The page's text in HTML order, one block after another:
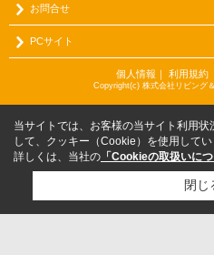
お問合せ
PCサイト
個人情報 ｜ 利用規約
Copyright(c) 株式会社リビング
当サイトでは、お客様の当サイト利用
して、クッキー（Cookie）を使用してい
詳しくは、当社の 「Cookieの取扱いにつ
閉じ